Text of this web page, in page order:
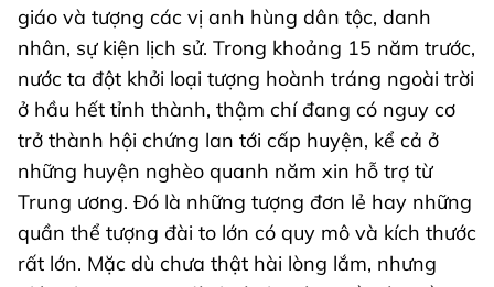
giáo và tượng các vị anh hùng dân tộc, danh
nhân, sự kiện lịch sử. Trong khoảng 15 năm trước,
nước ta đột khởi loại tượng hoành tráng ngoài trời
ở hầu hết tỉnh thành, thậm chí đang có nguy cơ
trở thành hội chứng lan tới cấp huyện, kể cả ở
những huyện nghèo quanh năm xin hỗ trợ từ
Trung ương. Đó là những tượng đơn lẻ hay những
quần thể tượng đài to lớn có quy mô và kích thước
rất lớn. Mặc dù chưa thật hài lòng lắm, nhưng